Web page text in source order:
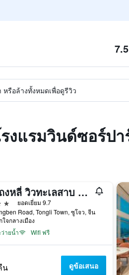
7.5
รือล้างทั้งหมดเพื่อดูรีวิว
งแรมวินด์ซอร์ป
ซูโจว ถงหลี่ วิวทะเลสาบ โรงแรม
ยอดเยี่ยม 9.7
Road, Tongli Town, ซูโจว, จีน
จกลางเมือง
ว่ายน้ำ
Wifi ฟรี
น ดูข้อเสนอ